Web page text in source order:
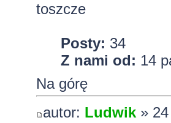
toszcze
Posty: 34
Z nami od: 14
Na górę
autor: Ludwik» 24